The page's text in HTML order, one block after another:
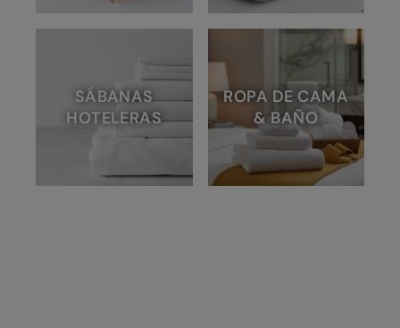
SÁBANAS
HOTELERAS
ROPA DE CAMA
& BAÑO